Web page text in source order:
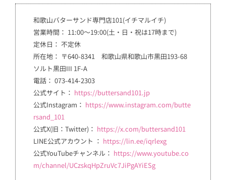
和歌山バターサンド専門店101(イチマルイチ)
営業時間： 11:00～19:00(土・日・祝は17時まで)
定休日： 不定休
所在地： 〒640-8341 和歌山県和歌山市黒田193-68
ソルト黒田III 1F-A
電話： 073-414-2303
公式サイト： https://buttersand101.jp
公式Instagram： https://www.instagram.com/butte
rsand_101
公式X(旧：Twitter)： https://x.com/buttersand101
LINE公式アカウント ： https://lin.ee/iqrlexg
公式YouTubeチャンネル： https://www.youtube.co
m/channel/UCzskqHpZruVc7JiPgAYiESg